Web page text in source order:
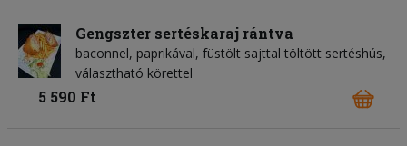
Gengszter sertéskaraj rántva
baconnel, paprikával, füstölt sajttal töltött sertéshús,
választható körettel
5 590 Ft